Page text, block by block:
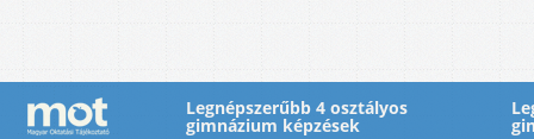
Legnépszerűbb 4 osztályos
gimnázium képzések